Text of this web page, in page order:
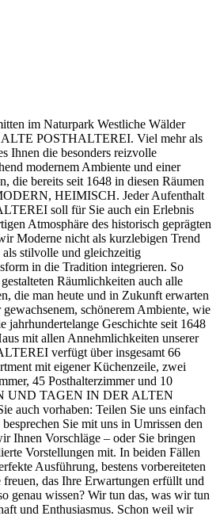
im Naturpark Westliche Wälder
ALTE POSTHALTEREI. Viel mehr als
Ihnen die besonders reizvolle
modernem Ambiente und einer
die bereits seit 1648 in diesen Räumen
HEIMISCH. Jeder Aufenthalt
soll für Sie auch ein Erlebnis
Atmosphäre des historisch geprägten
Moderne nicht als kurzlebigen Trend
als stilvolle und gleichzeitig
in die Tradition integrieren. So
Räumlichkeiten auch alle
die man heute und in Zukunft erwarten
schönerem Ambiente, wie
jahrhundertelange Geschichte seit 1648
mit allen Annehmlichkeiten unserer
verfügt über insgesamt 66
mit eigener Küchenzeile, zwei
45 Posthalterzimmer und 10
UND TAGEN IN DER ALTEN
auch vorhaben: Teilen Sie uns einfach
Sie mit uns in Umrissen den
Ihnen Vorschläge – oder Sie bringen
Vorstellungen mit. In beiden Fällen
Ausführung, bestens vorbereiteten
das Ihre Erwartungen erfüllt und
genau wissen? Wir tun das, was wir tun
und Enthusiasmus. Schon weil wir